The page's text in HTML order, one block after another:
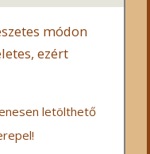
módon
ezért
letölthető